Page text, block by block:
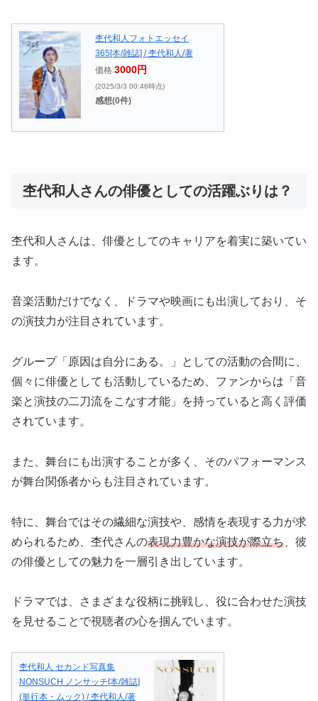
杢代和人フォトエッセイ
365[本/雑誌] / 杢代和人/著
価格:3000円
(2025/3/3 00:46時点)
感想(0件)
杢代和人さんの俳優としての活躍ぶりは？
杢代和人さんは、俳優としてのキャリアを着実に築いてい
ます。
音楽活動だけでなく、ドラマや映画にも出演しており、そ
の演技力が注目されています。
グループ「原因は自分にある。」としての活動の合間に、
個々に俳優としても活動しているため、ファンからは「音
楽と演技の二刀流をこなす才能」を持っていると高く評価
されています。
また、舞台にも出演することが多く、そのパフォーマンス
が舞台関係者からも注目されています。
特に、舞台ではその繊細な演技や、感情を表現する力が求
められるため、杢代さんの表現力豊かな演技が際立ち 、彼
の俳優としての魅力を一層引き出しています。
ドラマでは、さまざまな役柄に挑戦し、役に合わせた演技
を見せることで視聴者の心を掴んでいます。
杢代和人 セカンド写真集
NONSUCH ノンサッチ[本/雑誌]
(単行本・ムック) / 杢代和人/著